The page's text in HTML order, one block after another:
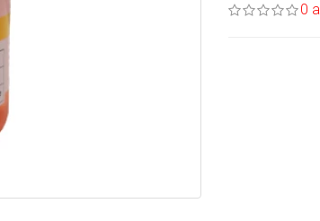
0